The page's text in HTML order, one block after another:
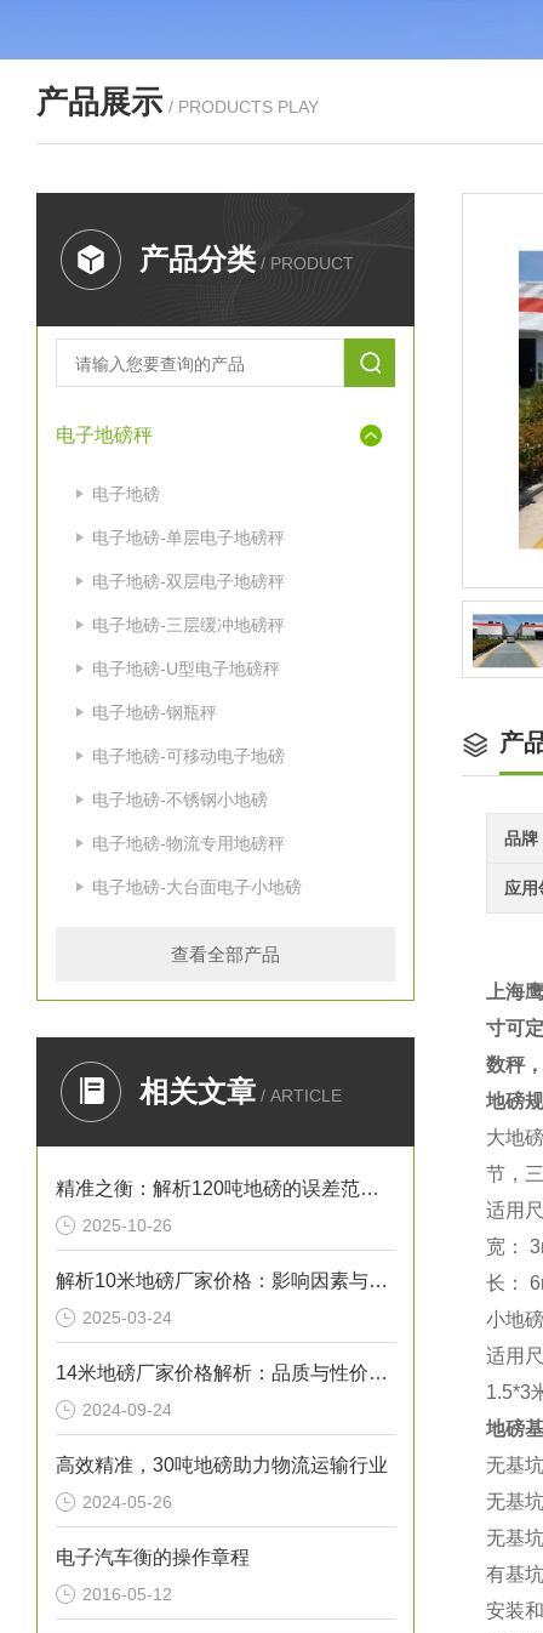
产品展示 / PRODUCTS PLAY
产品分类 / PRODUCT
电子地磅秤
电子地磅
电子地磅-单层电子地磅秤
电子地磅-双层电子地磅秤
电子地磅-三层缓冲地磅秤
电子地磅-U型电子地磅秤
电子地磅-钢瓶秤
电子地磅-可移动电子地磅
电子地磅-不锈钢小地磅
电子地磅-物流专用地磅秤
电子地磅-大台面电子小地磅
查看全部产品
相关文章 / ARTICLE
精准之衡：解析120吨地磅的误差范围与管理实践
2025-10-26
解析10米地磅厂家价格：影响因素与市场行情
2025-03-24
14米地磅厂家价格解析：品质与性价比的考量
2024-09-24
高效精准，30吨地磅助力物流运输行业
2024-05-26
电子汽车衡的操作章程
2016-05-12
产
品牌
应用
上海
寸可
数秤
地磅
大地
节，
适用
宽：
长：
小地
适用
1.5*3
地磅
无基
无基
无基
有基
安装